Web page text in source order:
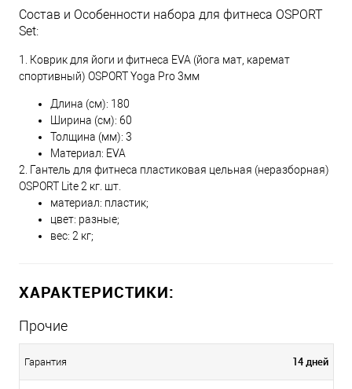
Состав и Особенности набора для фитнеса OSPORT
Set:
1. Коврик для йоги и фитнеса EVA (йога мат, каремат
спортивный) OSPORT Yoga Pro 3мм
Длина (см): 180
Ширина (см): 60
Толщина (мм): 3
Материал: EVA
2. Гантель для фитнеса пластиковая цельная (неразборная)
OSPORT Lite 2 кг. шт.
материал: пластик;
цвет: разные;
вес: 2 кг;
ХАРАКТЕРИСТИКИ:
Прочие
Гарантия 14 дней